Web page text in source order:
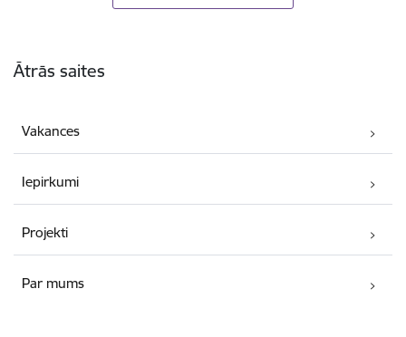
Ātrās saites
Vakances
Iepirkumi
Projekti
Par mums